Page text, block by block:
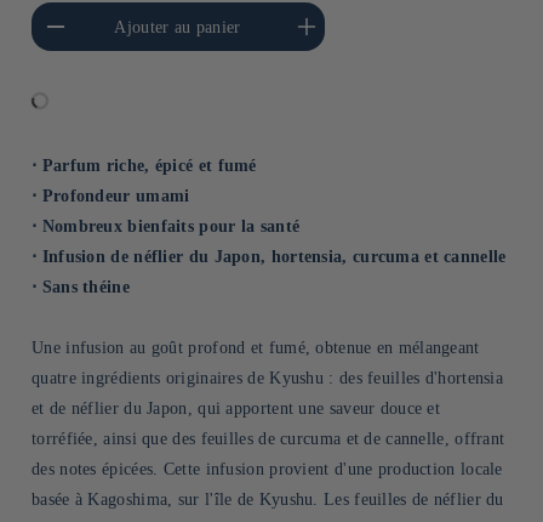
quantité de Default
Title
Ajouter au panier
Augmenter la quantité de
Default Title
⋅ Parfum riche, épicé et fumé
⋅ Profondeur umami
⋅ Nombreux bienfaits pour la santé
⋅ Infusion de néflier du Japon, hortensia, curcuma et cannelle
⋅ Sans théine
Une infusion au goût profond et fumé, obtenue en mélangeant
quatre ingrédients originaires de Kyushu : des feuilles d'hortensia
et de néflier du Japon, qui apportent une saveur douce et
torréfiée, ainsi que des feuilles de curcuma et de cannelle, offrant
des notes épicées. Cette infusion provient d'une production locale
basée à Kagoshima, sur l'île de Kyushu. Les feuilles de néflier du